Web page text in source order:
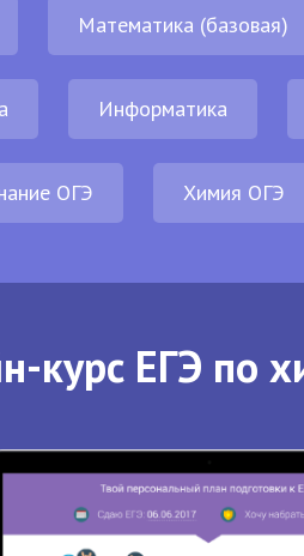
Математика (базовая)
Информатика
ОГЭ Химия ОГЭ
курс ЕГЭ по